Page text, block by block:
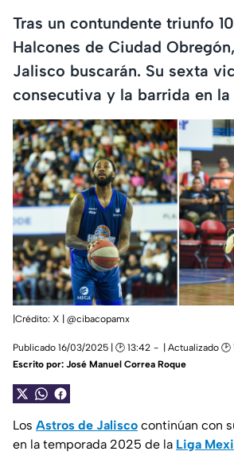
Tras un contundente triunfo
Halcones de Ciudad
Jalisco buscarán. Su sexta
consecutiva y la barrida en la
|Crédito: X | @cibacopamx
Publicado 16/03/2025 | 🕑 13:42 | Actualizado 🕑
Escrito por: José Manuel Correa Roque
Los Astros de Jalisco continúan con
en la temporada 2025 de la Liga